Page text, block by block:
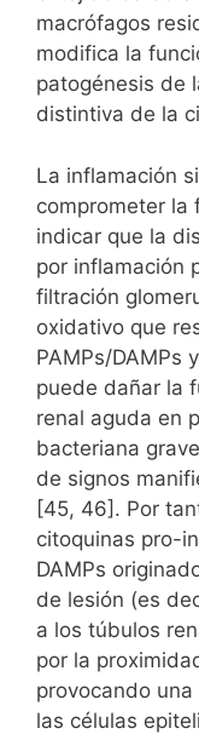
macrófagos
modifica la
patogénesis de
distintiva de la
La inflamación
comprometer la
indicar que la
por inflamación
filtración
oxidativo que
PAMPs/DAMPs
puede dañar la
renal aguda en
bacteriana
de signos
[45, 46]. Por
citoquinas pro-
DAMPs
de lesión (es
a los túbulos
por la
provocando
las células